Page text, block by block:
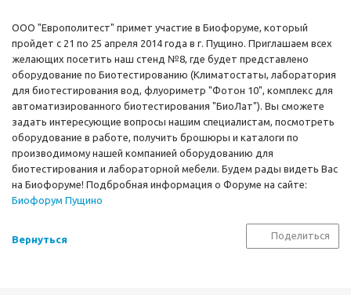
ООО "Европолитест" примет участие в Биофоруме, который
пройдет с 21 по 25 апреля 2014 года в г. Пущино. Приглашаем всех
желающих посетить наш стенд №8, где будет представлено
оборудование по Биотестированию (Климатостаты, лаборатория
для биотестирования вод, флуориметр "Фотон 10", комплекс для
автоматизированного биотестирования "БиоЛат"). Вы сможете
задать интересующие вопросы нашим специалистам, посмотреть
оборудование в работе, получить брошюры и каталоги по
производимому нашей компанией оборудованию для
биотестирования и лабораторной мебели. Будем рады видеть Вас
на Биофоруме! Подбробная информация о Форуме на сайте:
Биофорум Пущино
Вернуться Поделиться